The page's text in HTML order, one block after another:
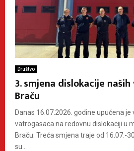
Društvo
3. smjena dislokacije
Braču
Danas 16.07.2026. godine upućena
vatrogasaca na redovnu dislokaciji u
Braču. Treća smjena traje od 16.07.-
su...